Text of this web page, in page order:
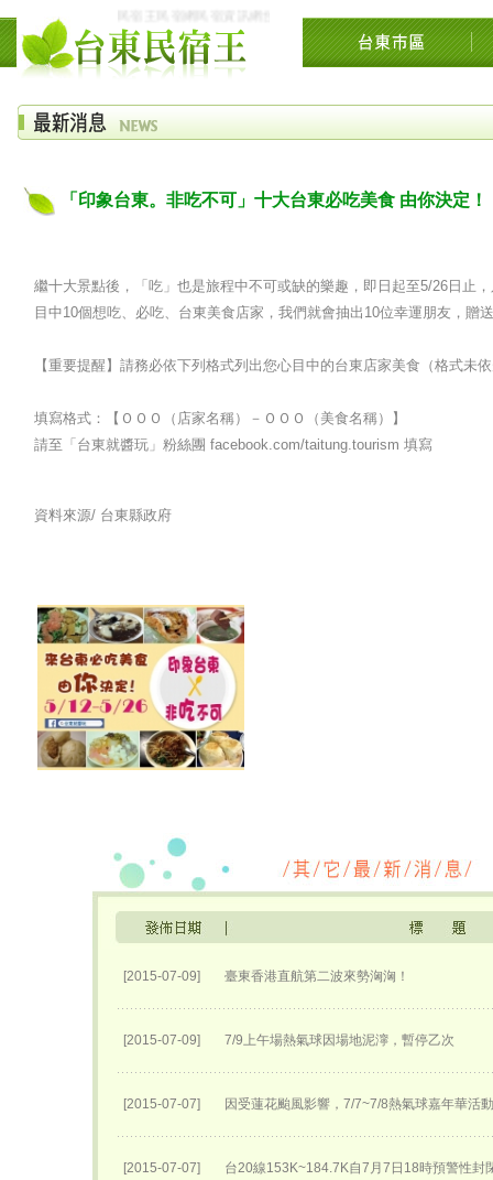
民宿王民宿網民宿資訊網台東花東花蓮綠島民宿住宿旅遊景點交
「印象台東。非吃不可」十大台東必吃美食 由你決定！
繼十大景點後，「吃」也是旅程中不可或缺的樂趣，即日起至5/26日止
目中10個想吃、必吃、台東美食店家，我們就會抽出10位幸運朋友，贈
【重要提醒】請務必依下列格式列出您心目中的台東店家美食（格式未
填寫格式：【ＯＯＯ（店家名稱）－ＯＯＯ（美食名稱）】
請至「台東就醬玩」粉絲團 facebook.com/taitung.tourism 填寫
資料來源/ 台東縣政府
[2015-07-09] 臺東香港直航第二波來勢洶洶！
[2015-07-09] 7/9上午場熱氣球因場地泥濘，暫停乙次
[2015-07-07] 因受蓮花颱風影響，7/7~7/8熱氣球嘉年華活
[2015-07-07] 台20線153K~184.7K自7月7日18時預警性封